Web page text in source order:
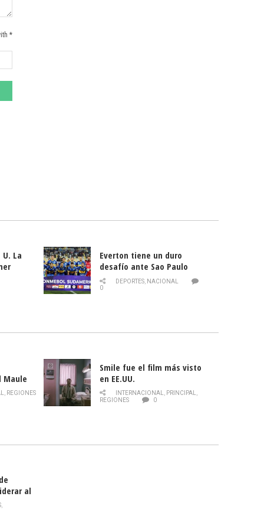
*
La
Everton tiene un duro
desafío ante Sao Paulo
DEPORTES, NACIONAL
0
Maule
de la
, REGIONES
Smile fue el film más visto
en EE.UU.
INTERNACIONAL, PRINCIPAL,
REGIONES
0
al
,